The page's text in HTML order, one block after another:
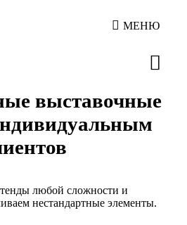
МЕНЮ
выставочные
любой сложности и
нестандартные элементы.